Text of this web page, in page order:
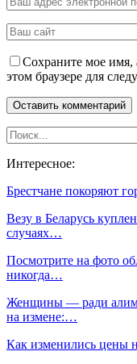
Сохраните мое имя,
этом браузере для
Интересное:
Брестчане покоряют
Везу в Беларусь
случаях…
Посмотрите на фото
никогда…
Женщины — ради
на измене:…
Как изменились цены